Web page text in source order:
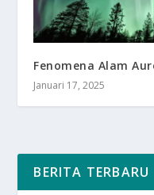
Fenomena Alam
Januari 17, 2025
BERITA TERBARU